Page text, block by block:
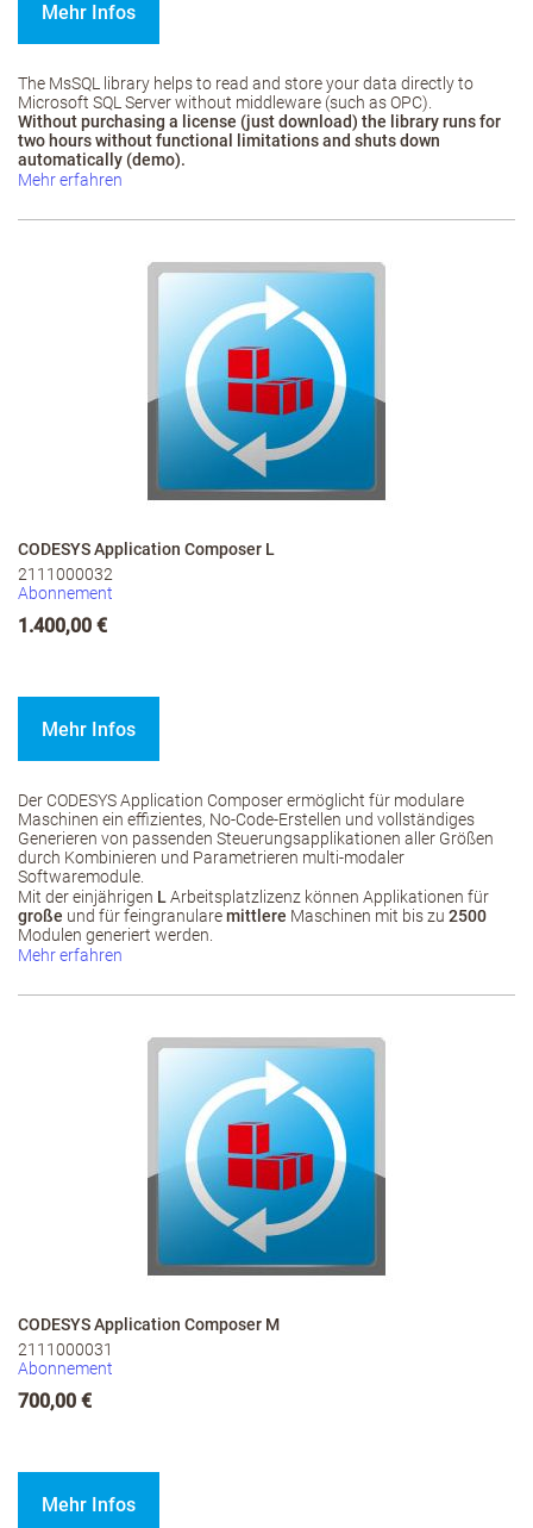
Mehr Infos
The MsSQL library helps to read and store your data directly to
Microsoft SQL Server without middleware (such as OPC).
Without purchasing a license (just download) the libraryruns for
two hours without functional limitations and shuts down
automatically (demo).
Mehr erfahren
CODESYS Application Composer L
2111000032
Abonnement
1.400,00 €
Mehr Infos
Der CODESYS Application Composer ermöglicht für modulare
Maschinen ein effizientes, No-Code-Erstellen und vollständiges
Generieren von passenden Steuerungsapplikationen aller Größen
durch Kombinieren und Parametrieren multi-modaler
Softwaremodule.
Mit der einjährigen L Arbeitsplatzlizenz können Applikationen für
große und für feingranularemittlere Maschinen mit bis zu 2500
Modulen generiert werden.
Mehr erfahren
CODESYS Application Composer M
2111000031
Abonnement
700,00 €
Mehr Infos